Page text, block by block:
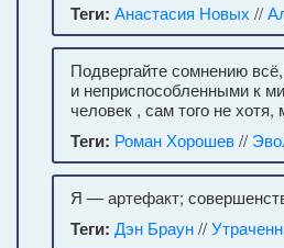
Теги: Анастасия Новых //
Подвергайте сомнению
и неприспособленными к
человек , сам того не
Теги: Роман Хорошев//
Я — артефакт;
Теги: Дэн Браун//